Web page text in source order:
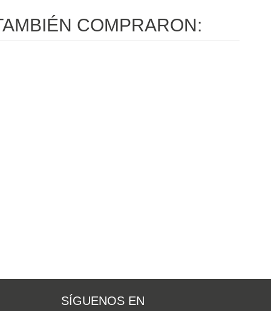
COMPRARON:
SÍGUENOS EN